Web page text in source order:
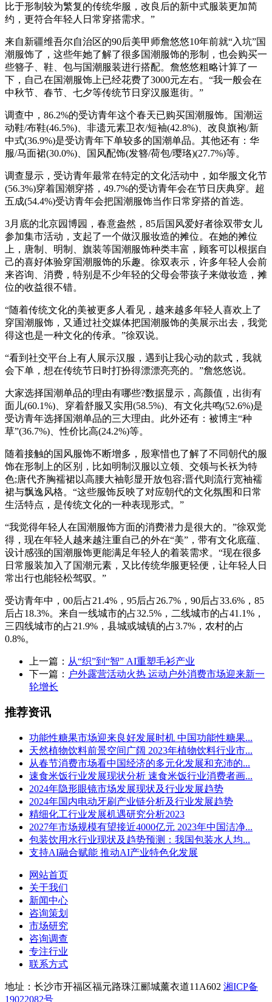
比于形制较为繁复的传统华服，改良后的新中式服装更加简
约，更符合年轻人日常穿搭需求。”
来自新疆维吾尔自治区的90后美甲师詹悠悠10年前就“入坑”国
潮服饰了，这些年她了解了很多国潮服饰的形制，也会购买一
些簪子、鞋、包与国潮服装进行搭配。詹悠悠粗略计算了一
下，自己在国潮服饰上已经花费了3000元左右。“我一般会在
中秋节、春节、七夕等传统节日穿汉服逛街。”
调查中，86.2%的受访青年这个春天已购买国潮服饰。国潮运
动鞋/布鞋(46.5%)、非遗元素卫衣/短袖(42.8%)、改良旗袍/新
中式(36.9%)是受访青年下单较多的国潮单品。其他还有：华
服/马面裙(30.0%)、国风配饰(发簪/荷包/璎珞)(27.7%)等。
调查显示，受访青年最常在特定的文化活动中，如华服文化节
(56.3%)穿着国潮穿搭，49.7%的受访青年会在节日庆典穿。超
五成(54.4%)受访青年会把国潮服饰当作日常穿搭的首选。
3月底的北京园博园，春意盎然，85后国风爱好者徐双带女儿
参加集市活动，支起了一个做汉服妆造的摊位。在她的摊位
上，唐制、明制、旗装等国潮服饰种类丰富，顾客可以根据自
己的喜好体验穿国潮服饰的乐趣。徐双表示，许多年轻人会前
来咨询、消费，特别是不少年轻的父母会带孩子来做妆造，摊
位的收益很不错。
“随着传统文化的美被更多人看见，越来越多年轻人喜欢上了
穿国潮服饰，又通过社交媒体把国潮服饰的美展示出去，我觉
得这也是一种文化的传承。”徐双说。
“看到社交平台上有人展示汉服，遇到让我心动的款式，我就
会下单，想在传统节日时打扮得漂漂亮亮的。”詹悠悠说。
大家选择国潮单品的理由有哪些?数据显示，高颜值，出街有
面儿(60.1%)、穿着舒服又实用(58.5%)、有文化共鸣(52.6%)是
受访青年选择国潮单品的三大理由。此外还有：被博主“种
草”(36.7%)、性价比高(24.2%)等。
随着接触的国风服饰不断增多，殷寒惜也了解了不同朝代的服
饰在形制上的区别，比如明制汉服以立领、交领与长袄为特
色;唐代齐胸襦裙以高腰大袖彰显开放包容;晋代则流行宽袖襦
裙与飘逸风格。“这些服饰反映了对应朝代的文化氛围和日常
生活特点，是传统文化的一种表现形式。”
“我觉得年轻人在国潮服饰方面的消费潜力是很大的。”徐双觉
得，现在年轻人越来越注重自己的外在“美”，带有文化底蕴、
设计感强的国潮服饰更能满足年轻人的着装需求。“现在很多
日常服装加入了国潮元素，又比传统华服更轻便，让年轻人日
常出行也能轻松驾驭。”
受访青年中，00后占21.4%，95后占26.7%，90后占33.6%，85
后占18.3%。来自一线城市的占32.5%，二线城市的占41.1%，
三四线城市的占21.9%，县城或城镇的占3.7%，农村的占
0.8%。
上一篇： 从“织”到“智” AI重塑毛衫产业
下一篇： 户外露营活动火热 运动户外消费市场迎来新一
轮增长
推荐资讯
功能性糖果市场迎来良好发展时机 中国功能性糖果...
天然植物饮料前景空间广阔 2023年植物饮料行业市...
从春节消费市场看中国经济的多元化发展和充沛的...
速食米饭行业发展现状分析 速食米饭行业消费者画...
2024年隐形眼镜市场发展现状及行业发展趋势
2024年国内电动牙刷产业链分析及行业发展趋势
精细化工行业发展机遇研究分析2023
2027年市场规模有望接近4000亿元 2023年中国洁净...
包装饮用水行业现状及趋势预测：我国包装水人均...
支持AI融合赋能 推动AI产业特色化发展
网站首页
关于我们
新闻中心
咨询策划
市场研究
咨询调查
专注行业
联系方式
地址：长沙市开福区福元路珠江郦城薰衣道11A602 湘ICP备
19022082号